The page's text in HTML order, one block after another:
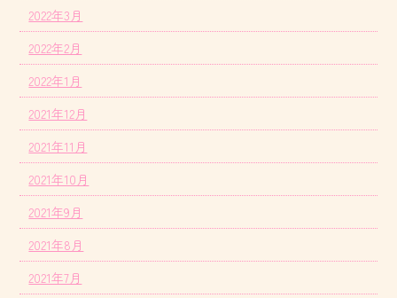
2022年3月
2022年2月
2022年1月
2021年12月
2021年11月
2021年10月
2021年9月
2021年8月
2021年7月